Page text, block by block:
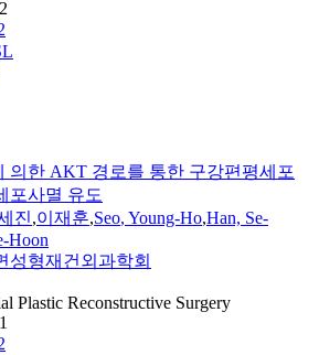
의한 AKT 경로를 통한 구강편평세포
포사멸 유도
진,이재훈,Seo, Young-Ho,Han, Se-
Hoon
성형재건외과학회
Plastic Reconstructive Surgery